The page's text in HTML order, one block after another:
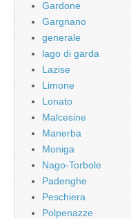
Gardone
Gargnano
generale
lago di garda
Lazise
Limone
Lonato
Malcesine
Manerba
Moniga
Nago-Torbole
Padenghe
Peschiera
Polpenazze